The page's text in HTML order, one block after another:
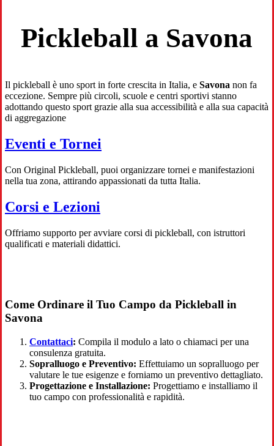
Pickleball a Savona
Il pickleball è uno sport in forte crescita in Italia, e Savona non fa
eccezione. Sempre più circoli, scuole e centri sportivi stanno
adottando questo sport grazie alla sua accessibilità e alla sua capacità
di aggregazione
Eventi e Tornei
Con Original Pickleball, puoi organizzare tornei e manifestazioni
nella tua zona, attirando appassionati da tutta Italia.
Corsi e Lezioni
Offriamo supporto per avviare corsi di pickleball, con istruttori
qualificati e materiali didattici.
Come Ordinare il Tuo Campo da Pickleball in
Savona
Contattaci: Compila il modulo a lato o chiamaci per una
consulenza gratuita.
Sopralluogo e Preventivo: Effettuiamo un sopralluogo per
valutare le tue esigenze e forniamo un preventivo dettagliato.
Progettazione e Installazione: Progettiamo e installiamo il
tuo campo con professionalità e rapidità.